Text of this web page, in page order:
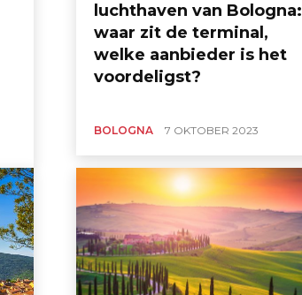
luchthaven van Bologna:
waar zit de terminal,
welke aanbieder is het
voordeligst?
BOLOGNA 7 OKTOBER 2023